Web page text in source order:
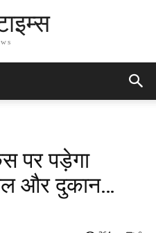
पर पड़ेगा
और दुकान…